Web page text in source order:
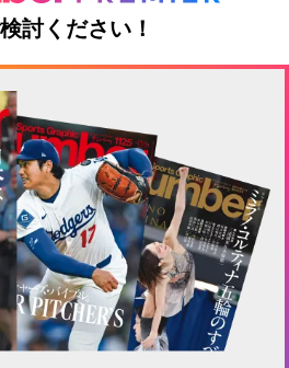
討ください！